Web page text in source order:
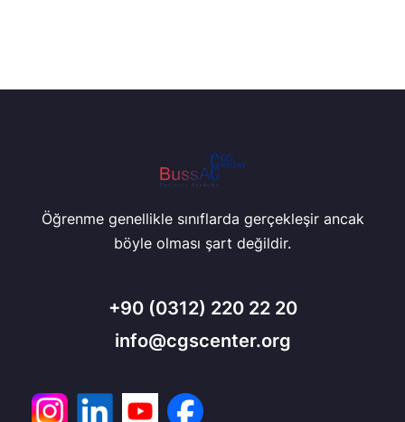
Öğrenme genellikle sınıflarda gerçekleşir ancak
böyle olması şart değildir.
+90 (0312) 220 22 20
info@cgscenter.org